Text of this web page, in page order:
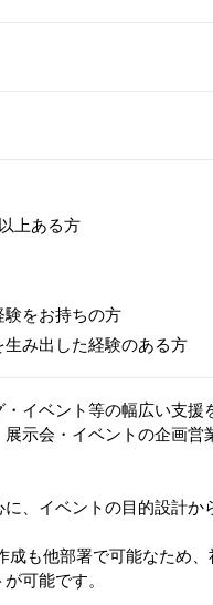
上ある方
験をお持ちの方
生み出した経験のある方
イベント等の幅広い支援
示会・イベントの企画営
、イベントの目的設計か
成も他部署で可能なため
可能です。